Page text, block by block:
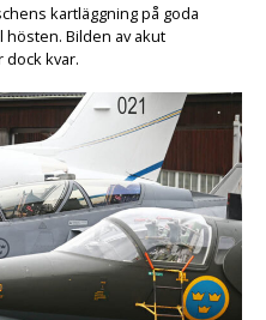
kartläggning på goda
Bilden av akut
kvar.